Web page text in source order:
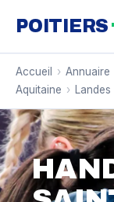
POITIERS
Accueil › Annuaire
Aquitaine › Landes